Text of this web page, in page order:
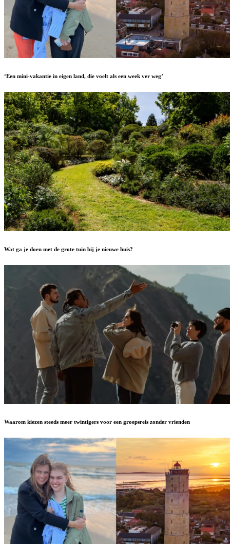
‘Een mini-vakantie in eigen land, die voelt als een week ver weg’
Wat ga je doen met de grote tuin bij je nieuwe huis?
Waarom kiezen steeds meer twintigers voor een groepsreis zonder vrienden